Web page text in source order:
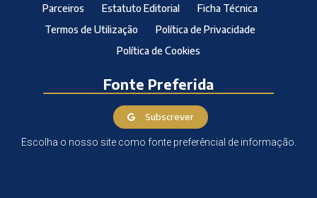
Parceiros Estatuto Editorial
Ficha Técnica
Termos de Utilização
Política de Privacidade
Política de Cookies
Fonte Preferida
Subscrever
Escolha o nosso site como fonte preferêncial de informação.